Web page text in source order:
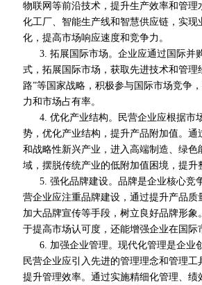
物联网等前沿技术，提升生产效率和管理
化工厂、智能生产线和智慧供应链，实现
化，提高市场响应速度和竞争力。
3. 拓展国际市场。企业应通过国际并
式，拓展国际市场，获取先进技术和管理
路”等国家战略，积极参与国际市场竞争
力和市场占有率。
4. 优化产业结构。民营企业应根据市
势，优化产业结构，提升产品附加值。通
和战略性新兴产业，进入高端制造、绿色
域，摆脱传统产业的低附加值困境，提升
5. 强化品牌建设。品牌是企业核心竞
营企业应注重品牌建设，通过提升产品质
加大品牌宣传等手段，树立良好品牌形象
于提高市场认可度，还能增强企业在国际
6. 加强企业管理。现代化管理是企业
民营企业应引入先进的管理理念和管理工
提升管理效率。通过实施精细化管理、绩